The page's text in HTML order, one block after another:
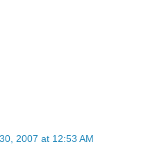
2007 at 12:53 AM